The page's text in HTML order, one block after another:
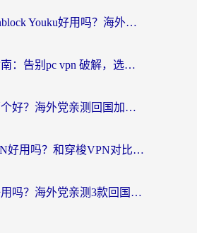
ChickCN和Unblock Youku好用吗？海外党亲测3款回国加速器，附iOS免费选择指南
海外党避坑指南：告别pc vpn 破解，选对回国加速器轻松访问国内资源
穿梭和海龟哪个好？海外党亲测回国加速器，附电脑免费VPN推荐
Quickback VPN好用吗？和穿梭VPN对比哪个回国效果更好？海外党必看的真实测评与选择指南
穿梭和快喵好用吗？海外党亲测3款回国加速器，附日本回国VPN避坑指南